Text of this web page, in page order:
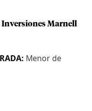
Inversiones Marnell
Menor de